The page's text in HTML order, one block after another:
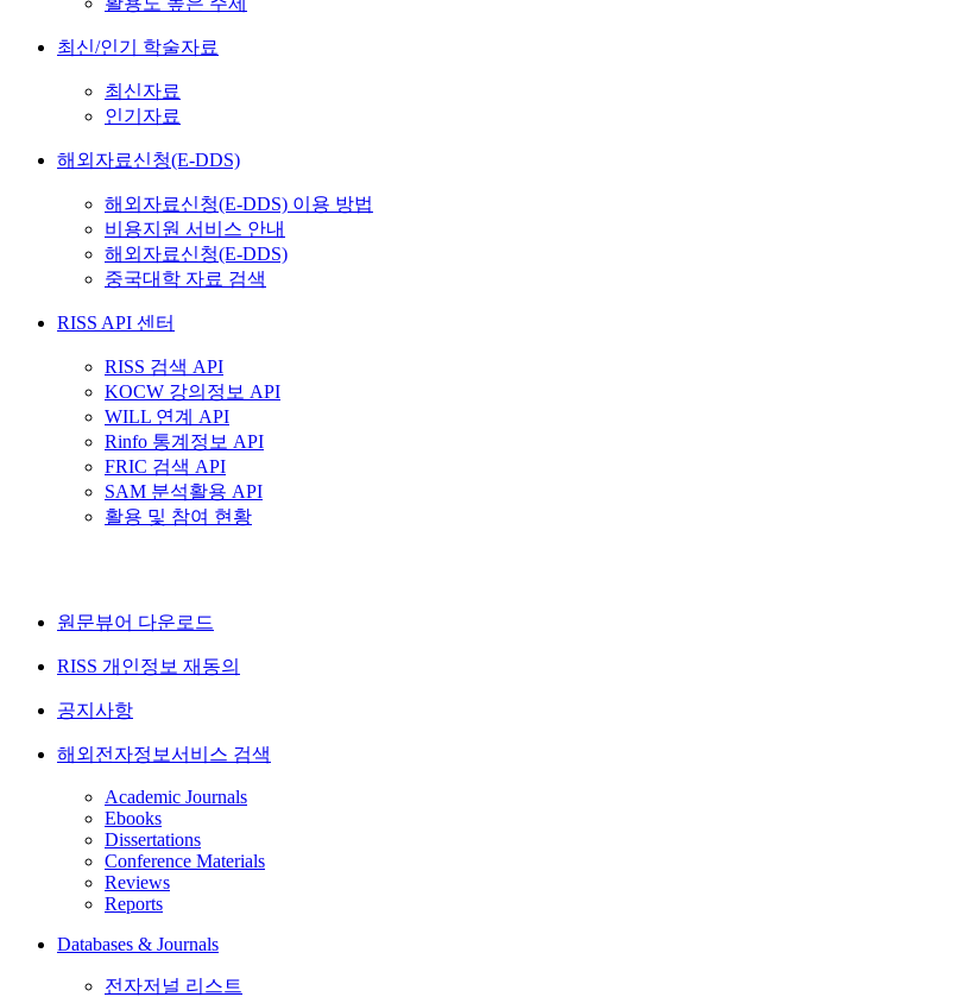
최신/인기 학술자료
최신자료
인기자료
해외자료신청(E-DDS)
해외자료신청(E-DDS) 이용 방법
비용지원 서비스 안내
해외자료신청(E-DDS)
중국대학 자료 검색
RISS API 센터
RISS 검색 API
KOCW 강의정보 API
WILL 연계 API
Rinfo 통계정보 API
FRIC 검색 API
SAM 분석활용 API
활용 및 참여 현황
원문뷰어 다운로드
RISS 개인정보 재동의
공지사항
해외전자정보서비스 검색
Academic Journals
Ebooks
Dissertations
Conference Materials
Reviews
Reports
Databases & Journals
전자저널 리스트